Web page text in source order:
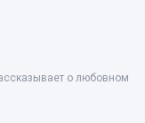
о любовном